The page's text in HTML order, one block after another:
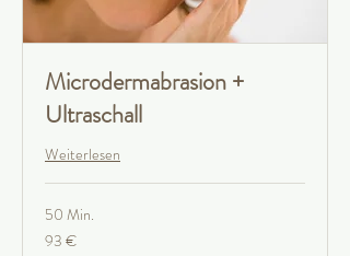
Microdermabrasion +
Ultraschall
Weiterlesen
50 Min.
93
Euro
93 €